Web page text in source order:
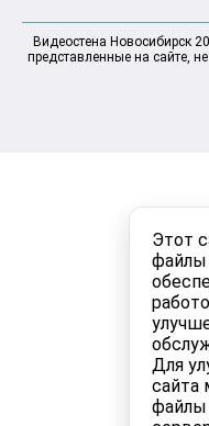
Этот
файлы
Для
сайта
файлы
Видеостена Новосибирск
представленные на сайте,